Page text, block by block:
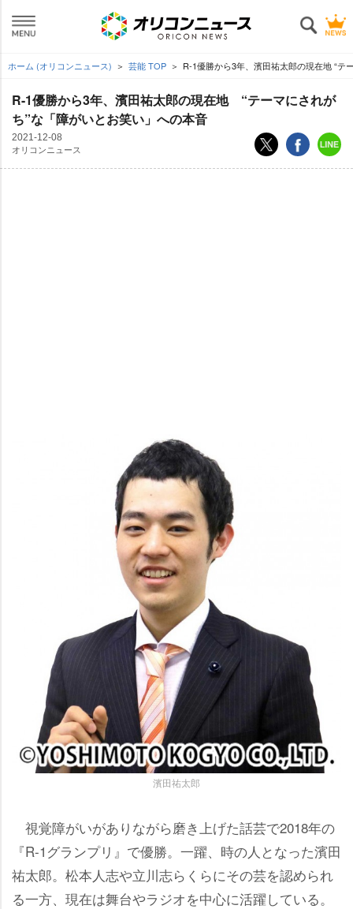
ホーム (オリコンニュース) 芸能 TOP R-1優勝から3年、濱田祐太郎の現在地 “テ
R-1優勝から3年、濱田祐太郎の現在地 “テーマにされが
ち”な「障がいとお笑い」への本音
2021-12-08
オリコンニュース
濱田祐太郎
視覚障がいがありながら磨き上げた話芸で2018年の
『R-1グランプリ』で優勝。一躍、時の人となった濱田
祐太郎。松本人志や立川志らくらにその芸を認められ
る一方、現在は舞台やラジオを中心に活躍している。